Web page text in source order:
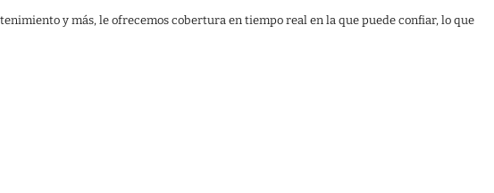
y más, le ofrecemos cobertura en tiempo real en la que puede confiar, lo que